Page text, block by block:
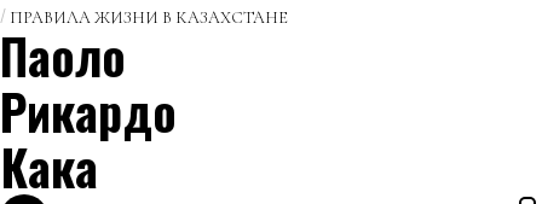
ПРАВИЛА ЖИЗНИ В КАЗАХСТАНЕ
Паоло
Рикардо
Кака